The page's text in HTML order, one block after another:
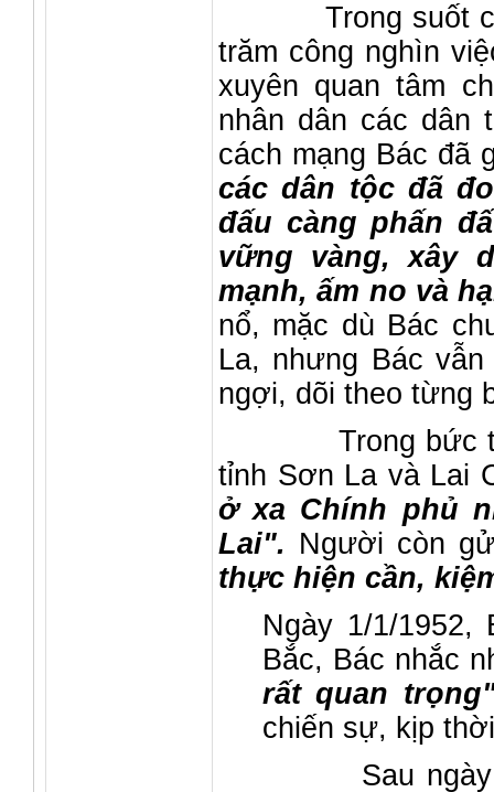
Trong suốt
trăm công nghìn
xuyên quan tâm
nhân dân các dân
cách mạng Bác đã
các dân tộc đã
đấu càng phấn
vững vàng, xây
mạnh, ấm no và
nổ, mặc dù Bác
La, nhưng Bác
ngợi, dõi theo từng
Trong bức thư
tỉnh Sơn La và Lai
ở xa Chính phủ
Lai". Người còn
thực hiện cần,
Ngày 1/1/
Bắc, Bác nhắc
rất quan
chiến sự, kịp
Sau ngày hoà